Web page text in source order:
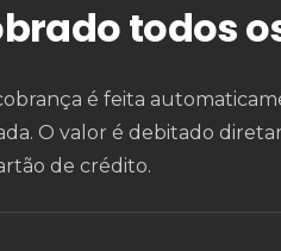
todos
é feita
O valor é debitado
de crédito.